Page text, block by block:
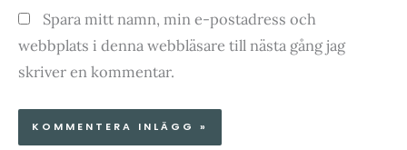
Spara mitt namn, min e-postadress och
webbplats i denna webbläsare till nästa gång jag
skriver en kommentar.